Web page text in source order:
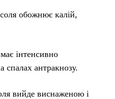
обожнює калій,
інтенсивно
спалах антракнозу.
вийде виснаженою і